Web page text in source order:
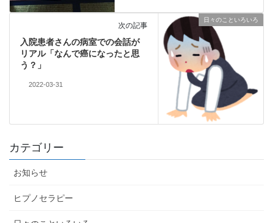
日々のこといろいろ
次の記事
入院患者さんの病室での会話が
リアル「なんで癌になったと思
う？」
2022-03-31
カテゴリー
お知らせ
ヒプノセラピー